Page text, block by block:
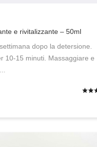
e rivitalizzante – 50ml
dopo la detersione.
10-15 minuti. Massaggiare e